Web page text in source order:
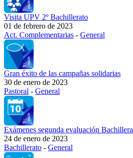
Visita UPV 2º Bachillerato
01 de febrero de 2023
Act. Complementarias - General
Gran éxito de las campañas solidarias
30 de enero de 2023
Pastoral - General
Exámenes segunda evaluación
24 de enero de 2023
Bachillerato - General